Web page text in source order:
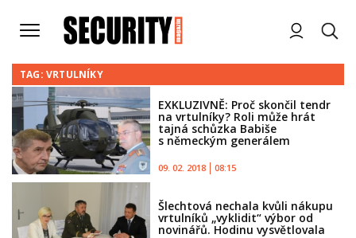
TAG: VRTULNÍKY
EXKLUZIVNĚ: Proč skončil tendr
na vrtulníky? Roli může hrát
tajná schůzka Babiše
s německým generálem
09. 02. 2018 08:15
Šlechtová nechala kvůli nákupu
vrtulníků „vyklidit“ výbor od
novinářů. Hodinu vysvětlovala